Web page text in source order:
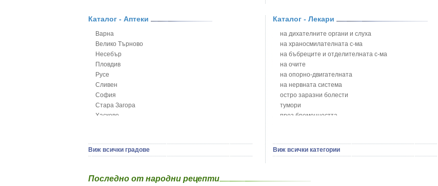
Безапетитие при бебето и детето
Бронхит и пневмония при деца
Варицела
Висока температура на бебето и детето
Възпаление на ушите на бебето и детето
Глисти
Грижа за пъпа на новороденото
Грип при бебето и детето
Гърч
Детски диабет
Жълтеница
Блатен аир - Acorus calamus L.
Блатен тъжник - Spirea ulmaria L.
Блян
Бобови шушулки - Phaseolus Vulgaris L.
Божур - Paeonia Decora
Борови връхчета - Pinus sylvestris
Босилек - Ocimum Basillicum
Брей - Tamus Communis
Брош - Rubia tinctorum L.
Бръшлян - Hedera helix L.
Бял имел - Viscum album L.
Бял оман - Inula Helenium L.
Каталог - Аптеки
Варна
Велико Търново
Несебър
Пловдив
Русе
Сливен
София
Стара Загора
Хасково
Виж всички градове
Каталог - Лекари
на дихателните органи и слуха
на храносмилателната с-ма
на бъбреците и отделителната с-ма
на очите
на опорно-двигателната
на нервната система
остро заразни болести
тумори
през бременността
сексуални проблеми
на половите органи
Виж всички категории
Последно от народни рецепти